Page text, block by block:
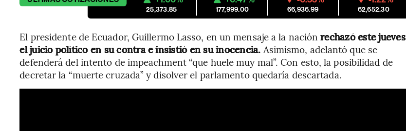
25,373.85 177,999.00 66,936.99 62,652.30
El presidente de Ecuador, Guillermo Lasso, en un mensaje a la naciónrechazó este jueves
el juicio político en su contra e insistió en su inocencia. Asimismo, adelantó que se
defenderá del intento de impeachment “que huele muy mal”. Con esto, la posibilidad de
decretar la “muerte cruzada” y disolver el parlamento quedaría descartada.